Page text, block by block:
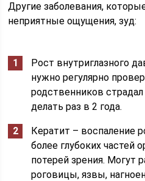
Другие заболевания,
неприятные ощущения, зуд:
Рост внутриглазного
нужно регулярно
родственников
делать раз в 2 года.
Кератит – воспаление
более глубоких частей
потерей зрения. Могут
роговицы, язвы,